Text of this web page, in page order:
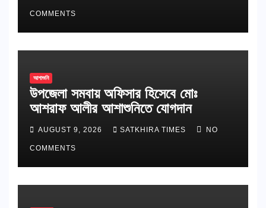
COMMENTS
আশাশুনি
উপজেলা সমবায় অফিসার হিসেবে মোঃ
আশরাফ আলীর আশাশুনিতে যোগদান
AUGUST 9, 2026 SATKHIRA TIMES NO
COMMENTS